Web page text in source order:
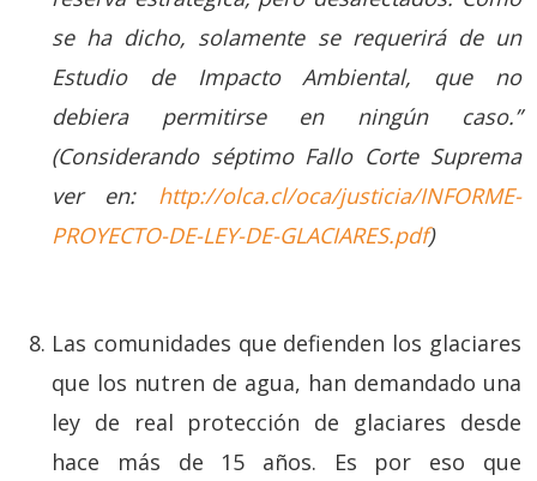
se ha dicho, solamente se requerirá de un
Estudio de Impacto Ambiental, que no
debiera permitirse en ningún caso.”
(Considerando séptimo Fallo Corte Suprema
ver en: http://olca.cl/oca/justicia/INFORME-
PROYECTO-DE-LEY-DE-GLACIARES.pdf)
Las comunidades que defienden los glaciares
que los nutren de agua, han demandado una
ley de real protección de glaciares desde
hace más de 15 años. Es por eso que